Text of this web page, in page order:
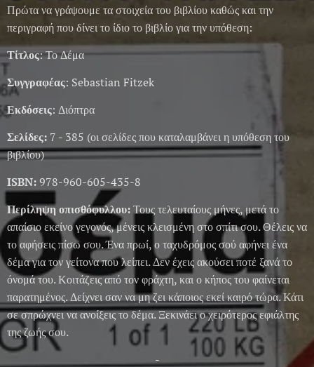
Πρώτα να γράψουμε τα στοιχεία του βιβλίου καθώς και την
περιγραφή που δίνει το ίδιο το βιβλίο για την υπόθεση:
Τίτλος: Το Δέμα
Συγγραφέας: Sebastian Fitzek
Εκδόσεις: Διόπτρα
Σελίδες: 7 - 385 (οι σελίδες που καταλαμβάνει η υπόθεση του
βιβλίου)
ISBN:978-960-605-435-8
Περίληψη οπισθόφυλλου:Τους τελευταίους μήνες, μετά το
απαίσιο εκείνο γεγονός, μένεις κλεισμένη στο σπίτι σου. Θέλεις να
το αφήσεις πίσω σου. Ένα πρωί, ο ταχυδρόμος σού αφήνει ένα
δέμα για τον γείτονα που λείπει. Δεν έχεις ακούσει ποτέ ξανά το
όνομά του. Κοιτάζεις από τον φράχτη, και ο κήπος του φαίνεται
παρατημένος. Δείχνει σαν να μη ζει κάποιος εκεί καιρό τώρα. Κάτι
σε σπρώχνει να ανοίξεις το δέμα. Ξεκινάει ο χειρότερος εφιάλτης
της ζωής σου.
-